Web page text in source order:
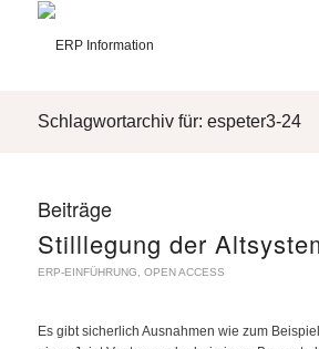
Schlagwortarchiv für: espeter3-24
Beiträge
Stilllegung der
ERP-EINFÜHRUNG OPEN ACCESS
Es gibt sicherlich Ausnahmen wie zum